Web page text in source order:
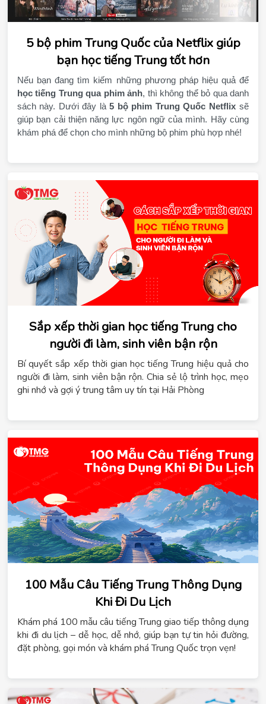
5 bộ phim Trung Quốc của Netflix giúp
bạn học tiếng Trung tốt hơn
học tiếng Trung qua phim ảnh, thì không thể bỏ qua danh
sách này. Dưới đây là 5 bộ phim Trung Quốc Netflix sẽ
giúp bạn cải thiện năng lực ngôn ngữ của mình. Hãy cùng
khám phá để chọn cho mình những bộ phim phù hợp nhé!
Sắp xếp thời gian học tiếng Trung cho
người đi làm, sinh viên bận rộn
Bí quyết sắp xếp thời gian học tiếng Trung hiệu quả cho
người đi làm, sinh viên bận rộn. Chia sẻ lộ trình học, mẹo
ghi nhớ và gợi ý trung tâm uy tín tại Hải Phòng
100 Mẫu Câu Tiếng Trung Thông Dụng
Khi Đi Du Lịch
Khám phá 100 mẫu câu tiếng Trung giao tiếp thông dụng
khi đi du lịch – dễ học, dễ nhớ, giúp bạn tự tin hỏi đường,
đặt phòng, gọi món và khám phá Trung Quốc trọn vẹn!